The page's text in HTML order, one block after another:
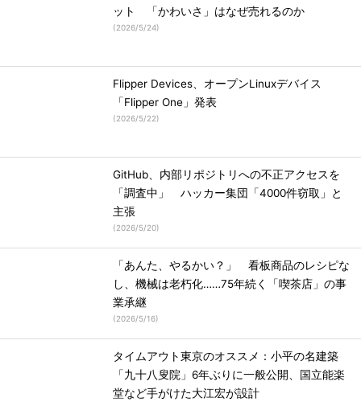
ット 「かわいさ」はなぜ売れるのか
(2026/5/24)
Flipper Devices、オープンLinuxデバイス
「Flipper One」発表
(2026/5/22)
GitHub、内部リポジトリへの不正アクセスを
「調査中」 ハッカー集団「4000件窃取」と
主張
(2026/5/20)
「あんた、やるかい？」 看板商品のレシピな
し、機械は老朽化……75年続く「喫茶店」の事
業承継
(2026/5/16)
タイムアウト東京のオススメ：小平の名建築
「九十八叟院」6年ぶりに一般公開、国立能楽
堂など手がけた大江宏が設計